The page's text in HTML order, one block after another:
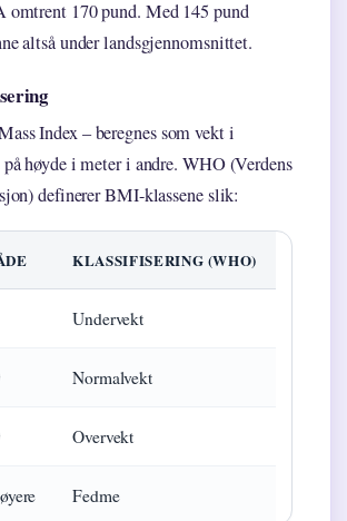
omtrent 170 pund. Med 145 pund
altså under landsgjennomsnittet.
Index – beregnes som vekt i
høyde i meter i andre. WHO (Verdens
definerer BMI-klassene slik:
KLASSIFISERING (WHO)
Undervekt
Normalvekt
Overvekt
Fedme